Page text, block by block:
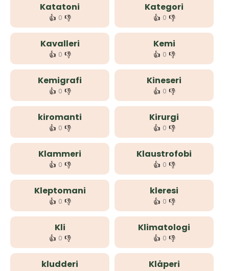
Katatoni
👍 0 👎
Kategori
👍 0 👎
Kavalleri
👍 0 👎
Kemi
👍 0 👎
Kemigrafi
👍 0 👎
Kineseri
👍 0 👎
kiromanti
👍 0 👎
Kirurgi
👍 0 👎
Klammeri
👍 0 👎
Klaustrofobi
👍 0 👎
Kleptomani
👍 0 👎
kleresi
👍 0 👎
Kli
👍 0 👎
Klimatologi
👍 0 👎
kludderi Klåperi